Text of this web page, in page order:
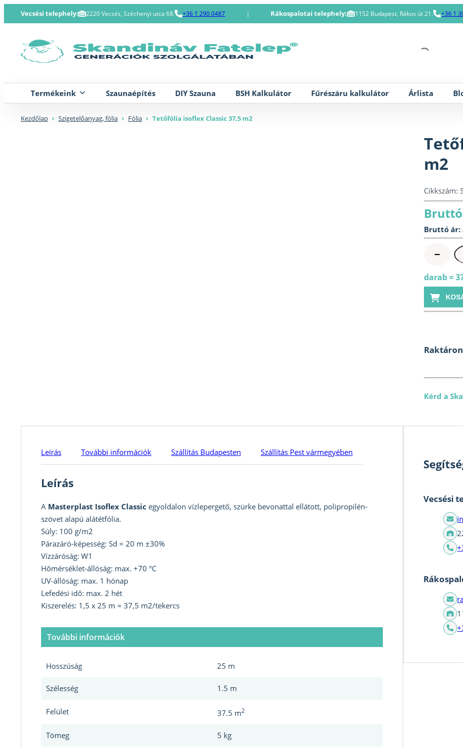
to
Vecsési telephely: 2220 Vecsés, Széchenyi utca 68. +36 1 290 0487 | Rákospalotai telephely: 1152 Budapest, Rákos út 21. +36 1
Termékeink Szaunaépítés DIY Szauna BSH Kalkulátor Fűrészáru kalkulátor Árlista
Kezdőlap › Szigetelőanyag, fólia › Fólia › Tetőfólia isoflex Classic 37,5 m2
m2
Cikkszám:
Bruttó ár:
−
darab =
Raktáron
Kérd a
Leírás További információk Szállítás Budapesten Szállítás Pest vármegyében
Leírás
A Masterplast Isoflex Classic egyoldalon vízlepergető, szürke bevonattal ellátott, polipropilén-
szövet alapú alátétfólia.
Súly: 100 g/m2
Párazáró-képesség: Sd = 20 m ±30%
Vízzáróság: W1
Hőmérséklet-állóság: max. +70 °C
UV-állóság: max. 1 hónap
Lefedési idő: max. 2 hét
Kiszerelés: 1,5 x 25 m = 37,5 m2/tekercs
További információk
Hosszúság 25 m
Szélesség 1.5 m
Felület 37.5 m2
Tömeg
5 kg
Vecsési